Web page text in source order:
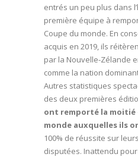
entrés un peu plus dans
première équipe à
Coupe du monde. En
acquis en 2019, ils
par la Nouvelle-Zélande
comme la nation
Autres statistiques
des deux premières
ont remporté la moitié
monde auxquelles ils
100% de réussite sur
disputées. Inattendu